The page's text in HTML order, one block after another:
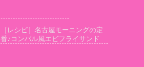
［レシピ］名古屋モーニングの定
番♪コンパル風エビフライサンド